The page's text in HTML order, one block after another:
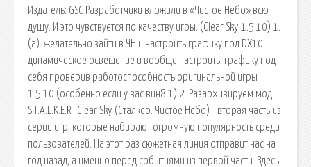
Издатель: GSC Разработчики вложили в «Чистое Небо» всю
душу. И это чувствуется по качеству игры. (Clear Sky 1.5.10) 1.
(а). желательно зайти в ЧН и настроить графику под DX10
динамическое освещение и вообще настроить, графику под
себя проверив работоспособность оригинальной игры
1.5.10.(особенно если у вас вин8.1) 2. Разархивируем мод.
S.T.A.L.K.E.R.: Clear Sky (Сталкер: Чистое Небо) - вторая часть из
серии игр, которые набирают огромную популярность среди
пользователей. На этот раз сюжетная линия отправит нас на
год назад, а именно перед событиями из первой части. Здесь